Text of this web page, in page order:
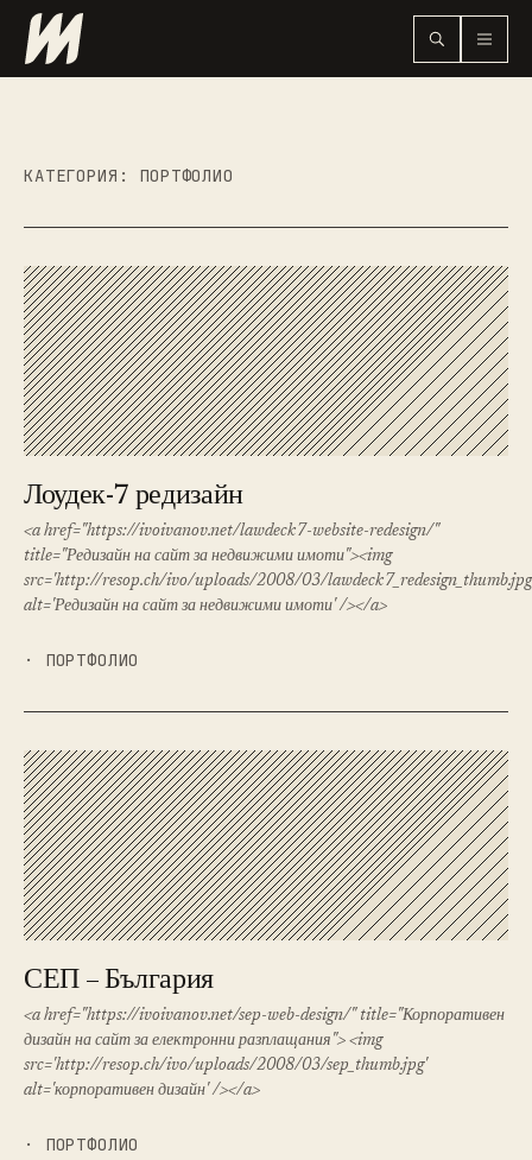
КАТЕГОРИЯ: ПОРТФОЛИО
Лоудек-7 редизайн
<a href="https://ivoivanov.net/lawdeck7-website-redesign/"
title="Редизайн на сайт за недвижими имоти"><img
src='http://resop.ch/ivo/uploads/2008/03/
alt='Редизайн на сайт за недвижими имоти' /></a>
· ПОРТФОЛИО
СЕП – България
<a href="https://ivoivanov.net/sep-web-design/" title="Корпоративен
дизайн на сайт за електронни разплащания"> <img
src='http://resop.ch/ivo/uploads/2008/03/sep_thumb.jpg'
alt='корпоративен дизайн' /></a>
· ПОРТФОЛИО